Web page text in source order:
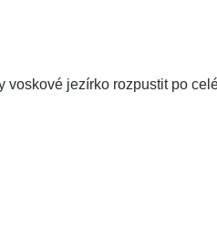
jezírko rozpustit po